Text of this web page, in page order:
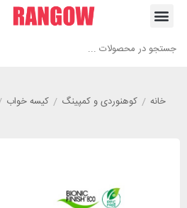
خانه/ کوهنوردی و کمپینگ/ کیسه خواب/